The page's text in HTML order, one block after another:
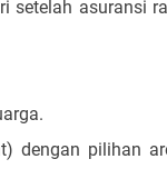
setelah asuransi
dengan pilihan